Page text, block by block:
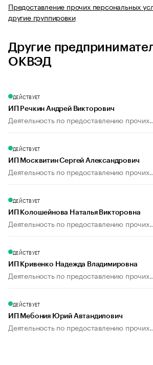
Предоставление прочих персональных
другие группировки
Другие
ОКВЭД
ДЕЙСТВУЕТ
ИП Речкин Андрей Викторович
Деятельность по предоставлению
ДЕЙСТВУЕТ
ИП Москвитин Сергей Александрович
Деятельность по предоставлению
ДЕЙСТВУЕТ
ИП Колошейнова Наталья Викторовна
Деятельность по предоставлению
ДЕЙСТВУЕТ
ИП Кривенко Надежда Владимировна
Деятельность по предоставлению
ДЕЙСТВУЕТ
ИП Мебония Юрий Автандилович
Деятельность по предоставлению